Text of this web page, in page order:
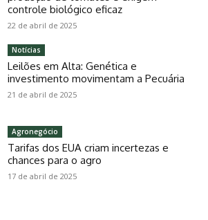
controle biológico eficaz
22 de abril de 2025
Notícias
Leilões em Alta: Genética e
investimento movimentam a Pecuária
21 de abril de 2025
Agronegócio
Tarifas dos EUA criam incertezas e
chances para o agro
17 de abril de 2025